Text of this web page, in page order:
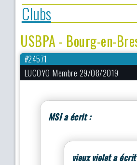
Clubs
USBPA - Bourg-en-
#24571
LUCOYO Membre 29/08/2019
MSI a écrit :
vieux violet a